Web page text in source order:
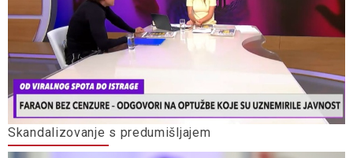
Skandalizovanje s predumišljajem